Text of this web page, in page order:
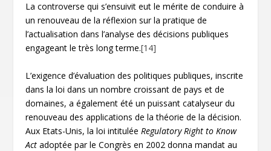
La controverse qui s’ensuivit eut le mérite de conduire à
un renouveau de la réflexion sur la pratique de
l’actualisation dans l’analyse des décisions publiques
engageant le très long terme.[14]
L’exigence d’évaluation des politiques publiques, inscrite
dans la loi dans un nombre croissant de pays et de
domaines, a également été un puissant catalyseur du
renouveau des applications de la théorie de la décision.
Aux Etats-Unis, la loi intitulée Regulatory Right to Know
Act adoptée par le Congrès en 2002 donna mandat au